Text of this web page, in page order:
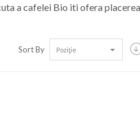
a cafelei Bio iti ofera
Sort By Poziţie